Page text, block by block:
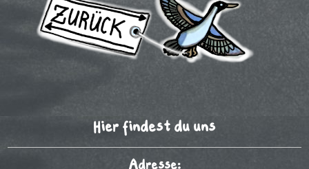
Hier findest du uns
Adresse: